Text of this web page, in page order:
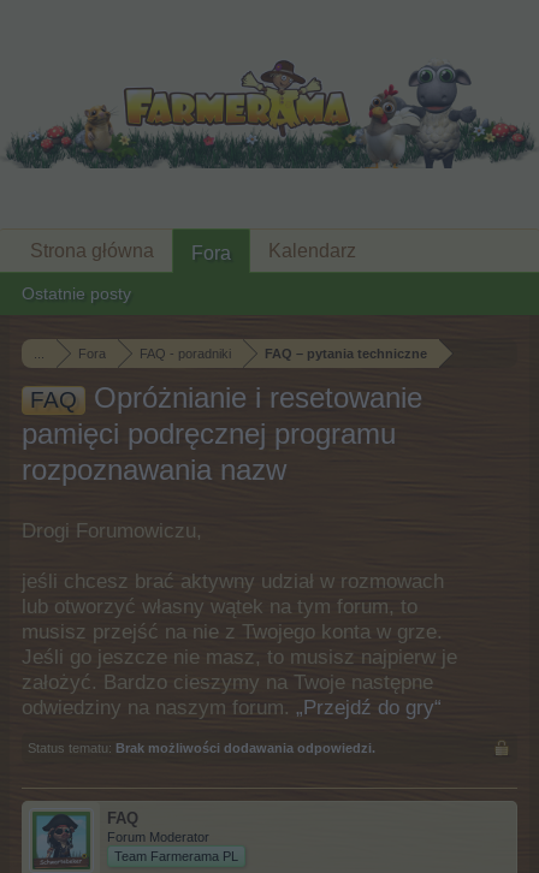
Fora FAQ - poradniki FAQ – pytania techniczne
FAQ
Opróżnianie i resetowanie
pamięci podręcznej programu
rozpoznawania nazw
Drogi Forumowiczu,
jeśli chcesz brać aktywny udział w rozmowach
lub otworzyć własny wątek na tym forum, to
musisz przejść na nie z Twojego konta w grze.
Jeśli go jeszcze nie masz, to musisz najpierw je
założyć. Bardzo cieszymy na Twoje następne
odwiedziny na naszym forum. „Przejdź do gry“
Status tematu: Brak możliwości dodawania odpowiedzi.
FAQ
Forum Moderator
Team Farmerama PL
Strona główna Fora
Ostatnie posty
Kalendarz